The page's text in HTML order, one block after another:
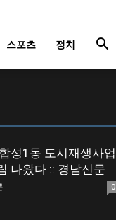
스포츠 정치
성1동 도시재생사업
나왔다 :: 경남신문
0